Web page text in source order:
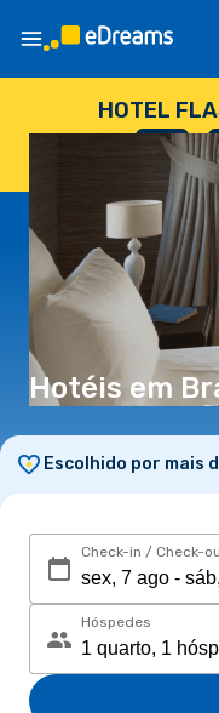
HOTEL
--
DIAS
:
Hotéis em
Escolhido por mais
Check-in / Check-
Hóspedes